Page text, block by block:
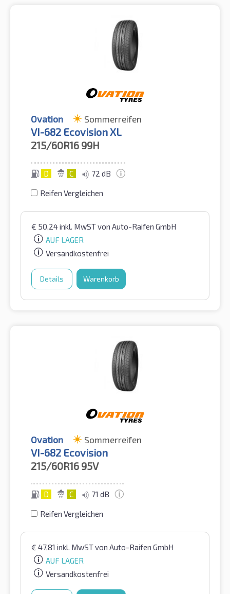
Ovation Sommerreifen
VI-682 Ecovision XL
215/60R16 99H
D C 72 dB
Reifen Vergleichen
€ 50,24inkl. MwSTvon Auto-Raifen GmbH
AUF LAGER
Versandkostenfrei
Details Warenkorb
Ovation Sommerreifen
VI-682 Ecovision
215/60R16 95V
D C 71 dB
Reifen Vergleichen
€ 47,81 inkl. MwSTvon Auto-Raifen GmbH
AUF LAGER
Versandkostenfrei